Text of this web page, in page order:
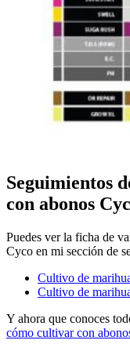
Seguimientos
con abonos
Puedes ver la ficha de
Cyco en mi sección de
Cultivo de
Cultivo de
Y ahora que conoces
cómo cultivar con